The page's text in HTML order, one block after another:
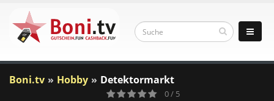
Boni.tv Hobby Detektormarkt
0 / 5